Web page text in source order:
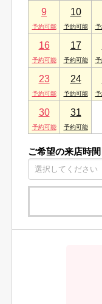
9 10
16 17
23 24
30 31
ご希望の来店時間